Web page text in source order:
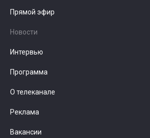
Прямой эфир
Новости
Интервью
Программа
О телеканале
Реклама
Вакансии